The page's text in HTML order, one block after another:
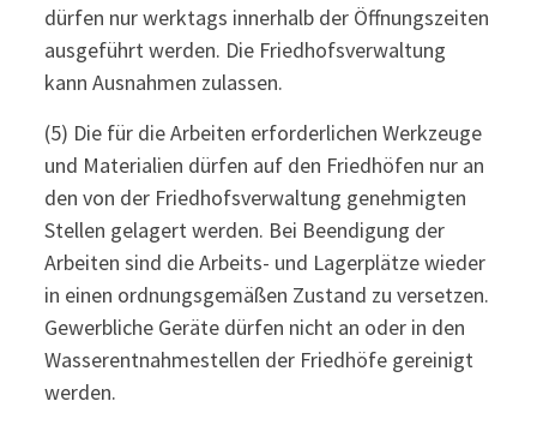
dürfen nur werktags innerhalb der Öffnungszeiten
ausgeführt werden. Die Friedhofsverwaltung
kann Ausnahmen zulassen.
(5) Die für die Arbeiten erforderlichen Werkzeuge
und Materialien dürfen auf den Friedhöfen nur an
den von der Friedhofsverwaltung genehmigten
Stellen gelagert werden. Bei Beendigung der
Arbeiten sind die Arbeits- und Lagerplätze wieder
in einen ordnungsgemäßen Zustand zu versetzen.
Gewerbliche Geräte dürfen nicht an oder in den
Wasserentnahmestellen der Friedhöfe gereinigt
werden.